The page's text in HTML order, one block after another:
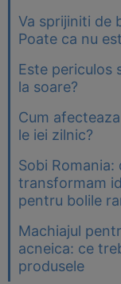
Va sprijiniti de
Poate ca nu
Este periculos
la soare?
Cum
le iei zilnic?
Sobi
transformam
pentru bolile
Machiajul
acneica: ce
produsele